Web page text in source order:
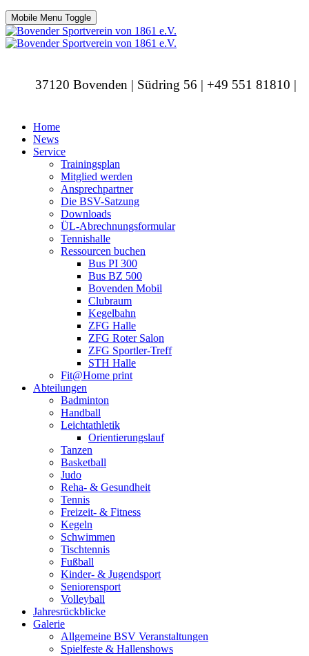
Mobile Menu Toggle
37120 Bovenden | Südring 56 | +49 551 81810 |
Home
News
Service
Trainingsplan
Mitglied werden
Ansprechpartner
Die BSV-Satzung
Downloads
ÜL-Abrechnungsformular
Tennishalle
Ressourcen buchen
Bus PI 300
Bus BZ 500
Bovenden Mobil
Clubraum
Kegelbahn
ZFG Halle
ZFG Roter Salon
ZFG Sportler-Treff
STH Halle
Fit@Home print
Abteilungen
Badminton
Handball
Leichtathletik
Orientierungslauf
Tanzen
Basketball
Judo
Reha- & Gesundheit
Tennis
Freizeit- & Fitness
Kegeln
Schwimmen
Tischtennis
Fußball
Kinder- & Jugendsport
Seniorensport
Volleyball
Jahresrückblicke
Galerie
Allgemeine BSV Veranstaltungen
Spielfeste & Hallenshows